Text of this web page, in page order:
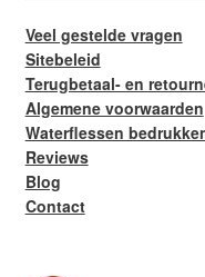
Veel gestelde vragen
Sitebeleid
Terugbetaal- en
Algemene voorwaarden
Waterflessen
Reviews
Blog
Contact